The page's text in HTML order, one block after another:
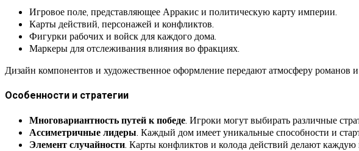
Игровое поле, представляющее Арракис и политическую карту империи.
Карты действий, персонажей и конфликтов.
Фигурки рабочих и войск для каждого дома.
Маркеры для отслеживания влияния во фракциях.
Дизайн компонентов и художественное оформление передают атмосферу романов
Особенности и стратегии
Многовариантность путей к победе . Игроки могут выбирать различные
Ассиметричные лидеры . Каждый дом имеет уникальные способности и
Элемент случайности . Карты конфликтов и колода действий делают